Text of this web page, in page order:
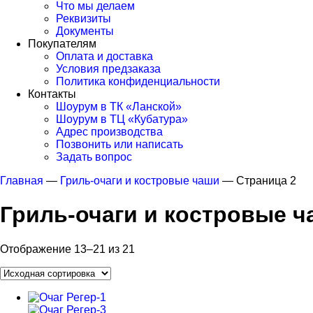
Что мы делаем
Реквизиты
Документы
Покупателям
Оплата и доставка
Условия предзаказа
Политика конфиденциальности
Контакты
Шоурум в ТК «Ланской»
Шоурум в ТЦ «Кубатура»
Адрес производства
Позвонить или написать
Задать вопрос
Главная — Гриль-очаги и костровые чаши — Страница 2
Гриль-очаги и костровые
Отображение 13–21 из 21